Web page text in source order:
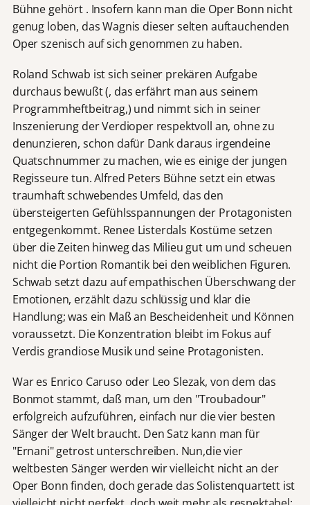
Bühne gehört . Insofern kann man die Oper Bonn nicht
genug loben, das Wagnis dieser selten auftauchenden
Oper szenisch auf sich genommen zu haben.
Roland Schwab ist sich seiner prekären Aufgabe
durchaus bewußt (, das erfährt man aus seinem
Programmheftbeitrag,) und nimmt sich in seiner
Inszenierung der Verdioper respektvoll an, ohne zu
denunzieren, schon dafür Dank daraus irgendeine
Quatschnummer zu machen, wie es einige der jungen
Regisseure tun. Alfred Peters Bühne setzt ein etwas
traumhaft schwebendes Umfeld, das den
übersteigerten Gefühlsspannungen der Protagonisten
entgegenkommt. Renee Listerdals Kostüme setzen
über die Zeiten hinweg das Milieu gut um und scheuen
nicht die Portion Romantik bei den weiblichen Figuren.
Schwab setzt dazu auf empathischen Überschwang der
Emotionen, erzählt dazu schlüssig und klar die
Handlung; was ein Maß an Bescheidenheit und Können
voraussetzt. Die Konzentration bleibt im Fokus auf
Verdis grandiose Musik und seine Protagonisten.
War es Enrico Caruso oder Leo Slezak, von dem das
Bonmot stammt, daß man, um den "Troubadour"
erfolgreich aufzuführen, einfach nur die vier besten
Sänger der Welt braucht. Den Satz kann man für
"Ernani" getrost unterschreiben. Nun,die vier
weltbesten Sänger werden wir vielleicht nicht an der
Oper Bonn finden, doch gerade das Solistenquartett ist